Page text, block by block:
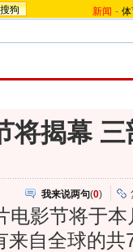
搜狗 新闻 -
将揭幕
我来说两句(0)
影节将于本
来自全球的